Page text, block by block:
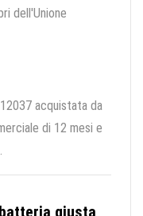
dell'Unione
acquistata da
di 12 mesi e